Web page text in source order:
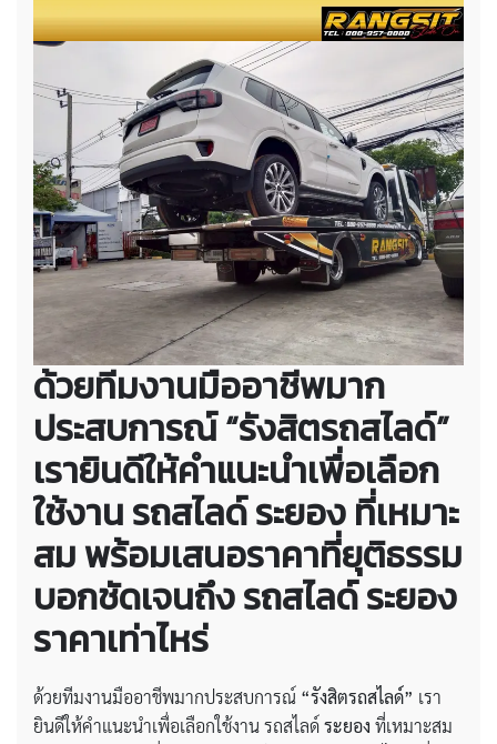
ด้วยทีมงานมืออาชีพมาก
ประสบการณ์ “รังสิตรถสไลด์”
เรายินดีให้คำแนะนำเพื่อเลือก
ใช้งาน รถสไลด์ ระยอง ที่เหมาะ
สม พร้อมเสนอราคาที่ยุติธรรม
บอกชัดเจนถึงรถสไลด์ ระยอง
ราคาเท่าไหร่
ด้วยทีมงานมืออาชีพมากประสบการณ์ “รังสิตรถสไลด์” เรา
ยินดีให้คำแนะนำเพื่อเลือกใช้งาน รถสไลด์ระยอง ที่เหมาะสม